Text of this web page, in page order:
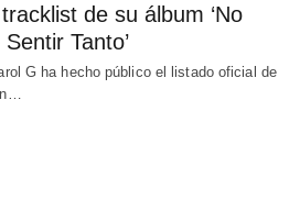
de su álbum ‘No
Tanto’
G ha hecho público el listado oficial de